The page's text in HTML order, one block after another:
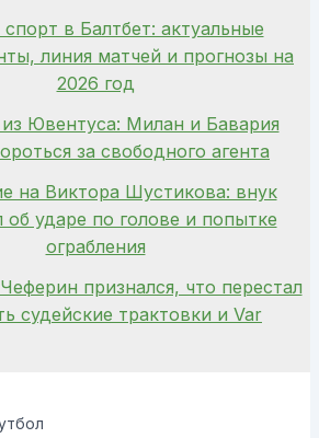
в Балтбет: актуальные
линия матчей и прогнозы на
2026 год
Ювентуса: Милан и Бавария
за свободного агента
на Виктора Шустикова: внук
об ударе по голове и попытке
ограбления
признался, что перестал
судейские трактовки и Var